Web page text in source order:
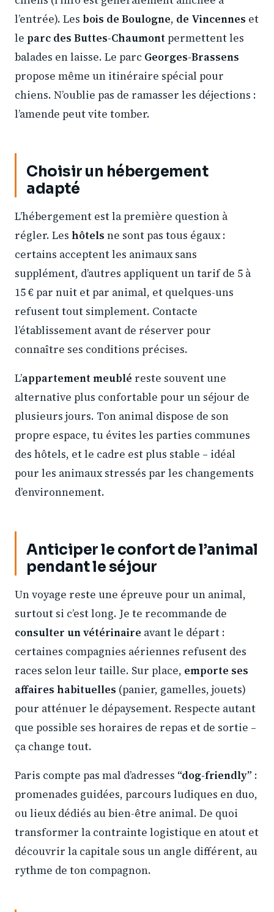
l’entrée). Les bois de Boulogne, de Vincennes et
le parc des Buttes-Chaumont permettent les
balades en laisse. Le parc Georges-Brassens
propose même un itinéraire spécial pour
chiens. N’oublie pas de ramasser les déjections :
l’amende peut vite tomber.
Choisir un hébergement
adapté
L’hébergement est la première question à
régler. Les hôtels ne sont pas tous égaux :
certains acceptent les animaux sans
supplément, d’autres appliquent un tarif de 5 à
15 € par nuit et par animal, et quelques-uns
refusent tout simplement. Contacte
l’établissement avant de réserver pour
connaître ses conditions précises.
L’appartement meublé reste souvent une
alternative plus confortable pour un séjour de
plusieurs jours. Ton animal dispose de son
propre espace, tu évites les parties communes
des hôtels, et le cadre est plus stable – idéal
pour les animaux stressés par les changements
d’environnement.
Anticiper le confort de l’animal
pendant le séjour
Un voyage reste une épreuve pour un animal,
surtout si c’est long. Je te recommande de
consulter un vétérinaire avant le départ :
certaines compagnies aériennes refusent des
races selon leur taille. Sur place, emporte ses
affaires habituelles (panier, gamelles, jouets)
pour atténuer le dépaysement. Respecte autant
que possible ses horaires de repas et de sortie –
ça change tout.
Paris compte pas mal d’adresses “dog-friendly” :
promenades guidées, parcours ludiques en duo,
ou lieux dédiés au bien-être animal. De quoi
transformer la contrainte logistique en atout et
découvrir la capitale sous un angle différent, au
rythme de ton compagnon.